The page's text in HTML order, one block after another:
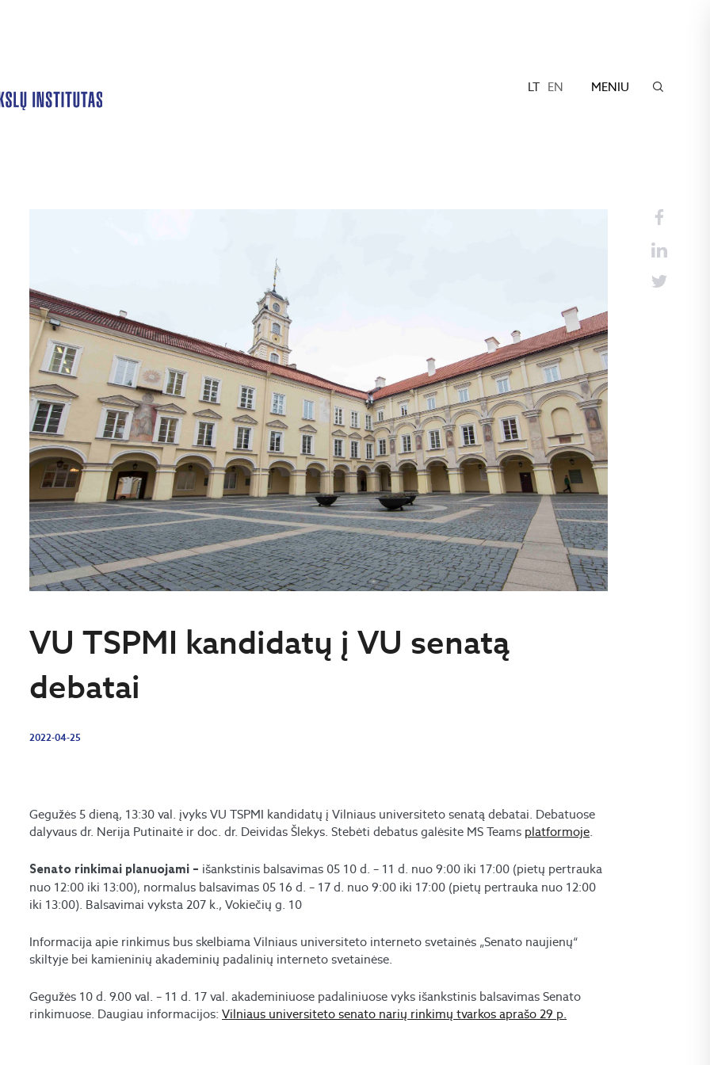
LT EN MENIU
VU TSPMI kandidatų į VU senatą
debatai
2022-04-25
Gegužės 5 dieną, 13:30 val. įvyks VU TSPMI kandidatų į Vilniaus universiteto senatą debatai. Debatuose
dalyvaus dr. Nerija Putinaitė ir doc. dr. Deividas Šlekys. Stebėti debatus galėsite MS Teams platformoje.
Senato rinkimai planuojami – išankstinis balsavimas 05 10 d. – 11 d. nuo 9:00 iki 17:00 (pietų pertrauka
nuo 12:00 iki 13:00), normalus balsavimas 05 16 d. – 17 d. nuo 9:00 iki 17:00 (pietų pertrauka nuo 12:00
iki 13:00). Balsavimai vyksta 207 k., Vokiečių g. 10
Informacija apie rinkimus bus skelbiama Vilniaus universiteto interneto svetainės „Senato naujienų“
skiltyje bei kamieninių akademinių padalinių interneto svetainėse.
Gegužės 10 d. 9.00 val. – 11 d. 17 val. akademiniuose padaliniuose vyks išankstinis balsavimas Senato
rinkimuose. Daugiau informacijos:Vilniaus universiteto senato narių rinkimų tvarkos aprašo 29 p.